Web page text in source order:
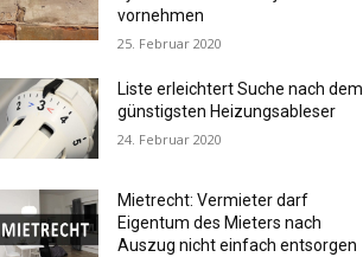
vornehmen
25. Februar 2020
Liste erleichtert Suche nach dem
günstigsten Heizungsableser
24. Februar 2020
Mietrecht: Vermieter darf
Eigentum des Mieters nach
Auszug nicht einfach entsorgen